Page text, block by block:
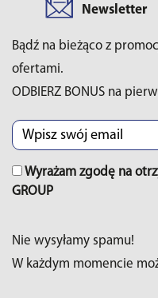
Newsletter
Bądź na bieżąco z
ofertami.
ODBIERZ BONUS na
Wyrażam zgodę na
GROUP
Nie wysyłamy spamu!
W każdym momencie